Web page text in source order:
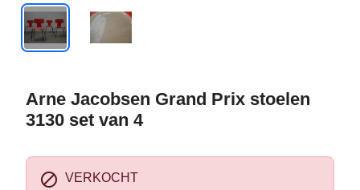
Arne Jacobsen Grand Prix stoelen
3130 set van 4
 VERKOCHT